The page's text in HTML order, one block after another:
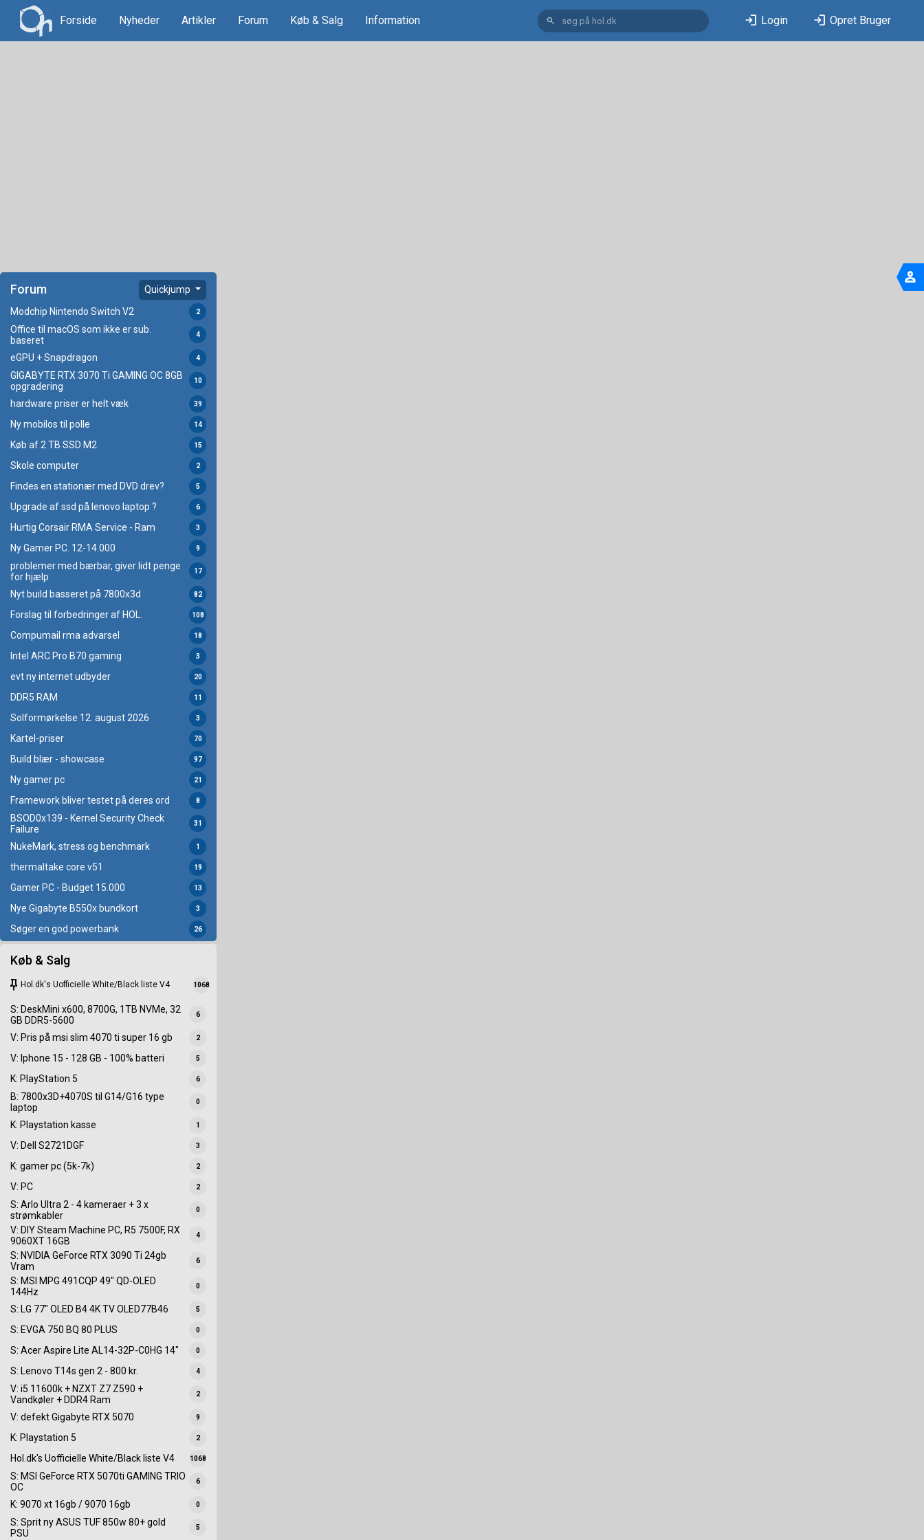
Forside Nyheder Artikler Forum Køb & Salg Information search login Login login Opret Bruger
Forum Quickjump
Modchip Nintendo Switch V2 2
Office til macOS som ikke er sub.
baseret
4
eGPU + Snapdragon 4
GIGABYTE RTX 3070 Ti GAMING OC 8GB
opgradering
10
hardware priser er helt væk 39
Ny mobilos til polle 14
Køb af 2 TB SSD M2 15
Skole computer 2
Findes en stationær med DVD drev? 5
Upgrade af ssd på lenovo laptop ? 6
Hurtig Corsair RMA Service - Ram 3
Ny Gamer PC. 12-14.000 9
problemer med bærbar, giver lidt penge
for hjælp
17
Nyt build basseret på 7800x3d 82
Forslag til forbedringer af HOL. 108
Compumail rma advarsel 18
Intel ARC Pro B70 gaming 3
evt ny internet udbyder 20
DDR5 RAM 11
Solformørkelse 12. august 2026 3
Kartel-priser 70
Build blær - showcase 97
Ny gamer pc 21
Framework bliver testet på deres ord 8
BSOD0x139 - Kernel Security Check
Failure
31
NukeMark, stress og benchmark 1
thermaltake core v51 19
Gamer PC - Budget 15.000 13
Nye Gigabyte B550x bundkort 3
Søger en god powerbank 26
Køb & Salg
keep Hol.dk's Uofficielle White/Black liste V4 1068
S: DeskMini x600, 8700G, 1TB NVMe, 32
GB DDR5-5600
6
V: Pris på msi slim 4070 ti super 16 gb 2
V: Iphone 15 - 128 GB - 100% batteri 5
K: PlayStation 5 6
B: 7800x3D+4070S til G14/G16 type
laptop
0
K: Playstation kasse 1
V: Dell S2721DGF 3
K: gamer pc (5k-7k) 2
V: PC 2
S: Arlo Ultra 2 - 4 kameraer + 3 x
strømkabler
0
V: DIY Steam Machine PC, R5 7500F, RX
9060XT 16GB
4
S: NVIDIA GeForce RTX 3090 Ti 24gb
Vram
6
S: MSI MPG 491CQP 49" QD-OLED
144Hz
0
S: LG 77" OLED B4 4K TV OLED77B46 5
S: EVGA 750 BQ 80 PLUS 0
S: Acer Aspire Lite AL14-32P-C0HG 14" 0
S: Lenovo T14s gen 2 - 800 kr. 4
V: i5 11600k + NZXT Z7 Z590 +
Vandkøler + DDR4 Ram
2
V: defekt Gigabyte RTX 5070 9
K: Playstation 5 2
Hol.dk's Uofficielle White/Black liste V4 1068
S: MSI GeForce RTX 5070ti GAMING TRIO
OC
6
K: 9070 xt 16gb / 9070 16gb 0
S: Sprit ny ASUS TUF 850w 80+ gold
PSU
5
person